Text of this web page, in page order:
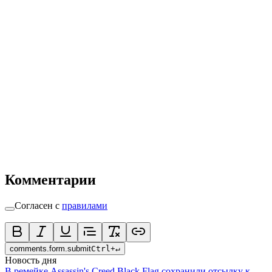
Комментарии
Согласен с правилами
comments.form.submitCtrl+↵
Новость дня